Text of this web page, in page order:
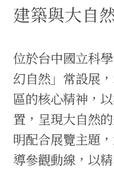
建築與大自
位於台中國立科
幻自然」常設展
區的核心精神，
置，呈現大自然
明配合展覽主題
導參觀動線，以